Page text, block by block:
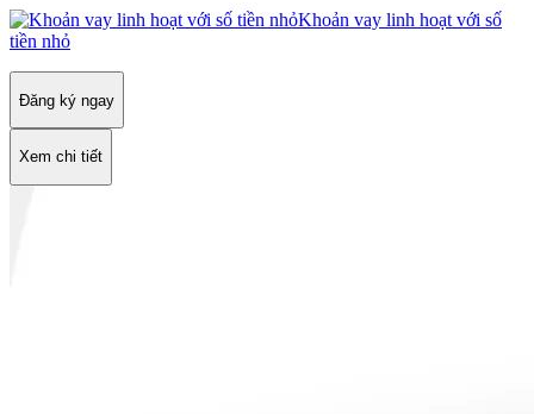
Khoản vay linh hoạt với số
tiền nhỏ
Đăng ký ngay
Xem chi tiết